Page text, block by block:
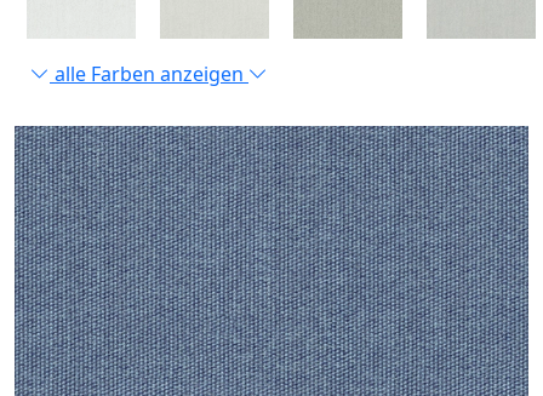
alle Farben anzeigen